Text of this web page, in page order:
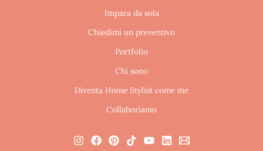
Impara da sola
Chiedimi un preventivo
Portfolio
Chi sono
Diventa Home Stylist come me
Collaboriamo